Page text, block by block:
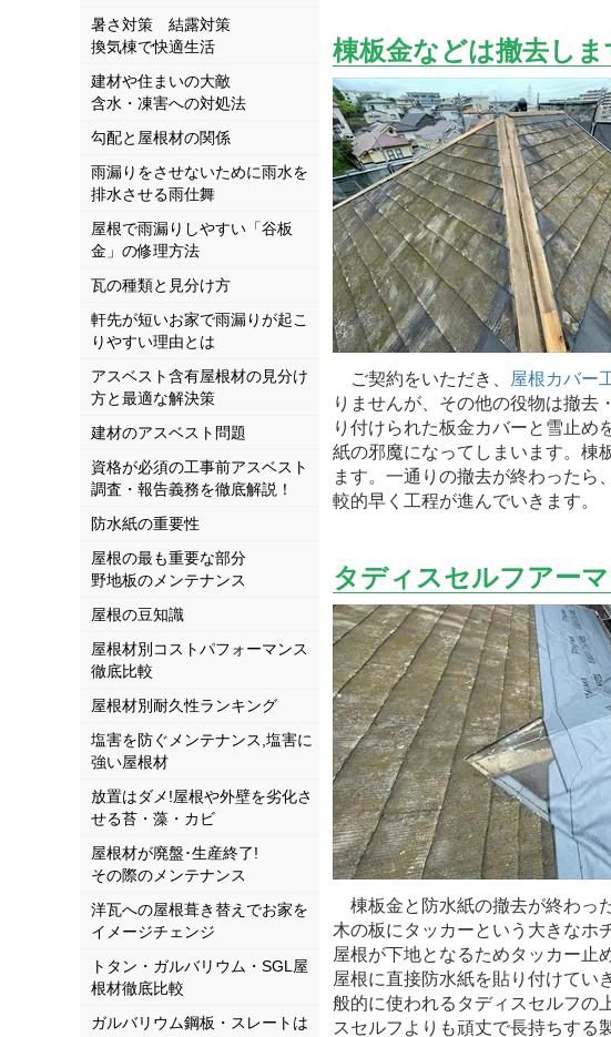
暑さ対策 結露対策
換気棟で快適生活
建材や住まいの大敵
含水・凍害への対処法
勾配と屋根材の関係
雨漏りをさせないために雨水を
排水させる雨仕舞
屋根で雨漏りしやすい「谷板
金」の修理方法
瓦の種類と見分け方
軒先が短いお家で雨漏りが起こ
りやすい理由とは
アスベスト含有屋根材の見分け
方と最適な解決策
建材のアスベスト問題
資格が必須の工事前アスベスト
調査・報告義務を徹底解説！
防水紙の重要性
屋根の最も重要な部分
野地板のメンテナンス
屋根の豆知識
屋根材別コストパフォーマンス
徹底比較
屋根材別耐久性ランキング
塩害を防ぐメンテナンス,塩害に
強い屋根材
放置はダメ!屋根や外壁を劣化さ
せる苔・藻・カビ
屋根材が廃盤･生産終了!
その際のメンテナンス
洋瓦への屋根葺き替えでお家を
イメージチェンジ
トタン・ガルバリウム・SGL屋
根材徹底比較
ガルバリウム鋼板・スレートは
棟板金などは撤去しま
ご契約をいただき、 屋根カバー
りませんが、その他の役物は撤去
り付けられた板金カバーと雪止め
紙の邪魔になってしまいます。棟
ます。一通りの撤去が終わったら
較的早く工程が進んでいきます。
タディスセルフアー
棟板金と防水紙の撤去が終わっ
木の板にタッカーという大きなホ
屋根が下地となるためタッカー止
屋根に直接防水紙を貼り付けてい
般的に使われるタディスセルフの
スセルフよりも頑丈で長持ちする